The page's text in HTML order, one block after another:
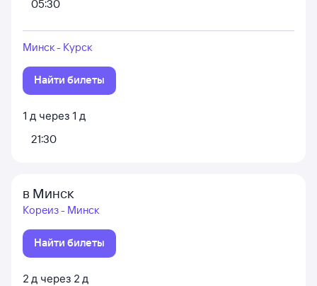
05:30
Минск - Курск
Найти билеты
1 д через 1 д
21:30
в Минск
Кореиз - Минск
Найти билеты
2 д через 2 д